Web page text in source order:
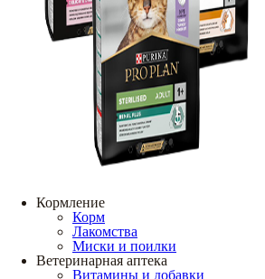
Кормление
Корм
Лакомства
Миски и поилки
Ветеринарная аптека
Витамины и добавки